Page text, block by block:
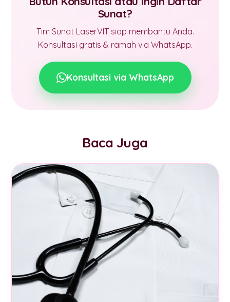
Sunat?
Tim Sunat LaserVIT siap membantu Anda.
Konsultasi gratis & ramah via WhatsApp.
Konsultasi via WhatsApp
Baca Juga